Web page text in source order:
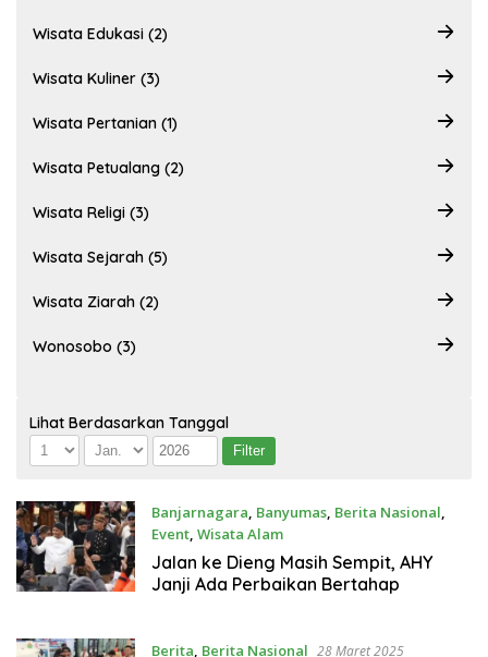
Wisata Edukasi (2)
Wisata Kuliner (3)
Wisata Pertanian (1)
Wisata Petualang (2)
Wisata Religi (3)
Wisata Sejarah (5)
Wisata Ziarah (2)
Wonosobo (3)
Lihat Berdasarkan Tanggal
Banjarnagara, Banyumas, Berita Nasional,
Event, Wisata Alam
2 September 2025
Jalan ke Dieng Masih Sempit, AHY
Janji Ada Perbaikan Bertahap
Berita, Berita Nasional 28 Maret 2025